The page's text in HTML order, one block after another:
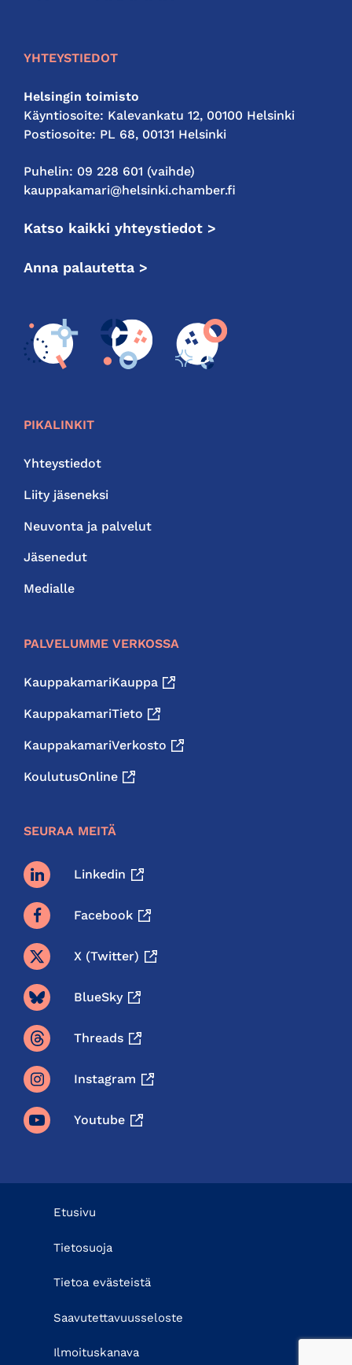
YHTEYSTIEDOT
Helsingin toimisto
Käyntiosoite: Kalevankatu 12, 00100 Helsinki
Postiosoite: PL 68, 00131 Helsinki
Puhelin: 09 228 601 (vaihde)
kauppakamari@helsinki.chamber.fi
Katso kaikki yhteystiedot >
Anna palautetta >
PIKALINKIT
Yhteystiedot
Liity jäseneksi
Neuvonta ja palvelut
Jäsenedut
Medialle
PALVELUMME VERKOSSA
KauppakamariKauppa
KauppakamariTieto
KauppakamariVerkosto
KoulutusOnline
SEURAA MEITÄ
Linkedin
Facebook
X (twitter)
BlueSky
Threads
Instagram
Youtube
Etusivu
Tietosuoja
Tietoa evästeistä
Saavutettavuusseloste
Ilmoituskanava